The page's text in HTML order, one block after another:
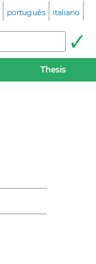
português italiano
Thesis